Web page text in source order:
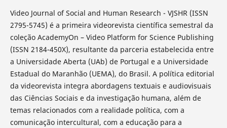
Video Journal of Social and Human Research - VJSHR (ISSN
2795-5745) é a primeira videorevista científica semestral da
coleção AcademyOn – Video Platform for Science Publishing
(ISSN 2184-450X), resultante da parceria estabelecida entre
a Universidade Aberta (UAb) de Portugal e a Universidade
Estadual do Maranhão (UEMA), do Brasil. A política editorial
da videorevista integra abordagens textuais e audiovisuais
das Ciências Sociais e da investigação humana, além de
temas relacionados com a realidade política, com a
comunicação intercultural, com a educação para a